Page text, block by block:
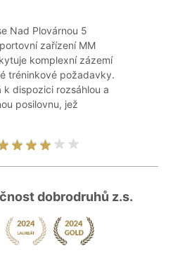
Nad Plovárnou 5
zařízení MM
komplexní zázemí
tréninkové požadavky.
k dispozici rozsáhlou a
posilovnu, jež
dobrodruhů z.s.